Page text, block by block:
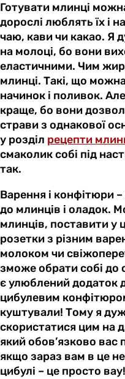
Готувати млинці
дорослі люблять їх і
чаю, кави чи какао. Я
на молоці, бо вони
еластичними. Чим
млинці. Такі, що
начинок і поливок.
краще, бо вони
страви з однакової
у розділ рецепти
смаколик собі під
так.
Варення і конфітюри
до млинців і оладок.
млинців, поставити у
розетки з різним
молоком чи
зможе обрати собі до
є улюблений додаток
цибулевим
куштували! Тому я
скористатися цим на
який обов’язково вас
якщо зараз вам в це
цибулі – це просто вау!